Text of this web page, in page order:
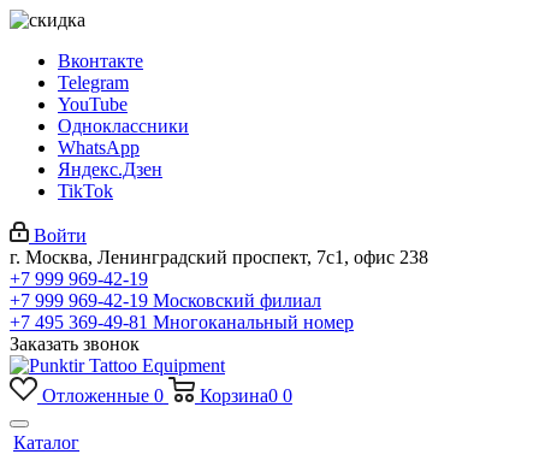
Вконтакте
Telegram
YouTube
Одноклассники
WhatsApp
Яндекс.Дзен
TikTok
Войти
г. Москва, Ленинградский проспект, 7с1, офис 238
+7 999 969-42-19
+7 999 969-42-19 Московский филиал
+7 495 369-49-81 Многоканальный номер
Заказать звонок
Отложенные 0 Корзина0 0
Каталог